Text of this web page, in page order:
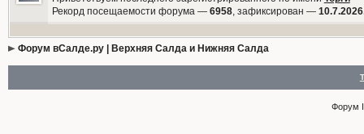
Рекорд посещаемости форума — 6958, зафиксирован —
Форум вСалде.ру | Верхняя Салда и Нижняя Салда
Форум